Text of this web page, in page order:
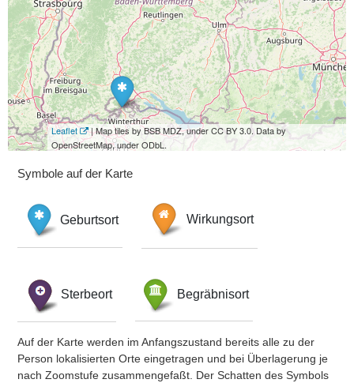
Leaflet
| Map tiles by BSB MDZ, under CC BY 3.0. Data by
OpenStreetMap, under ODbL.
Symbole auf der Karte
Geburtsort Wirkungsort
Sterbeort Begräbnisort
Auf der Karte werden im Anfangszustand bereits alle zu der
Person lokalisierten Orte eingetragen und bei Überlagerung je
nach Zoomstufe zusammengefaßt. Der Schatten des Symbols